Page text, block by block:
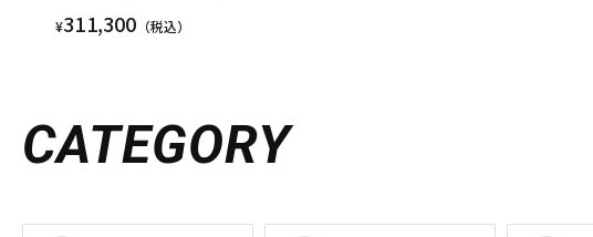
¥311,300 （税込）
CATEGORY